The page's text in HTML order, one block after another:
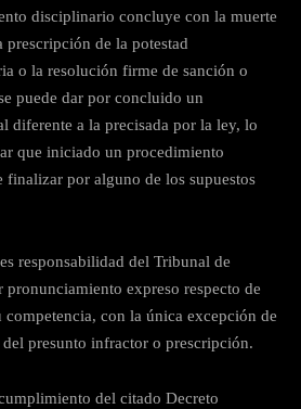
disciplinario concluye con la muerte
de la potestad
o la resolución firme de sanción o
puede dar por concluido un
diferente a la precisada por la ley, lo
que iniciado un procedimiento
por alguno de los supuestos
responsabilidad del Tribunal de
expreso respecto de
competencia, con la única excepción de
del presunto infractor o prescripción.
del citado Decreto